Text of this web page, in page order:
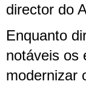
director do
Enquanto
notáveis os
modernizar